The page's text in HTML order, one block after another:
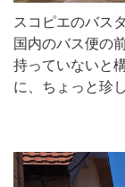
スコピエのバス
国内のバス便の
持っていないと
に、ちょっと珍